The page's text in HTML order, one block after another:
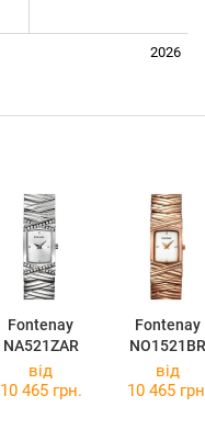
2026
Fontenay
NA521ZAR
Fontenay
NO1521BR
від
10 465 грн.
від
10 465